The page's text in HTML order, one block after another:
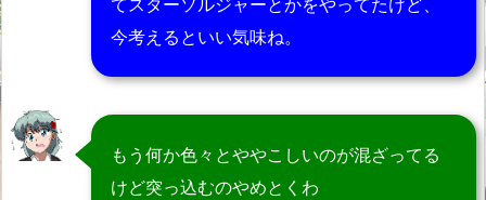
てスターソルジャーとかをやってたけど、
今考えるといい気味ね。
もう何か色々とややこしいのが混ざってる
けど突っ込むのやめとくわ